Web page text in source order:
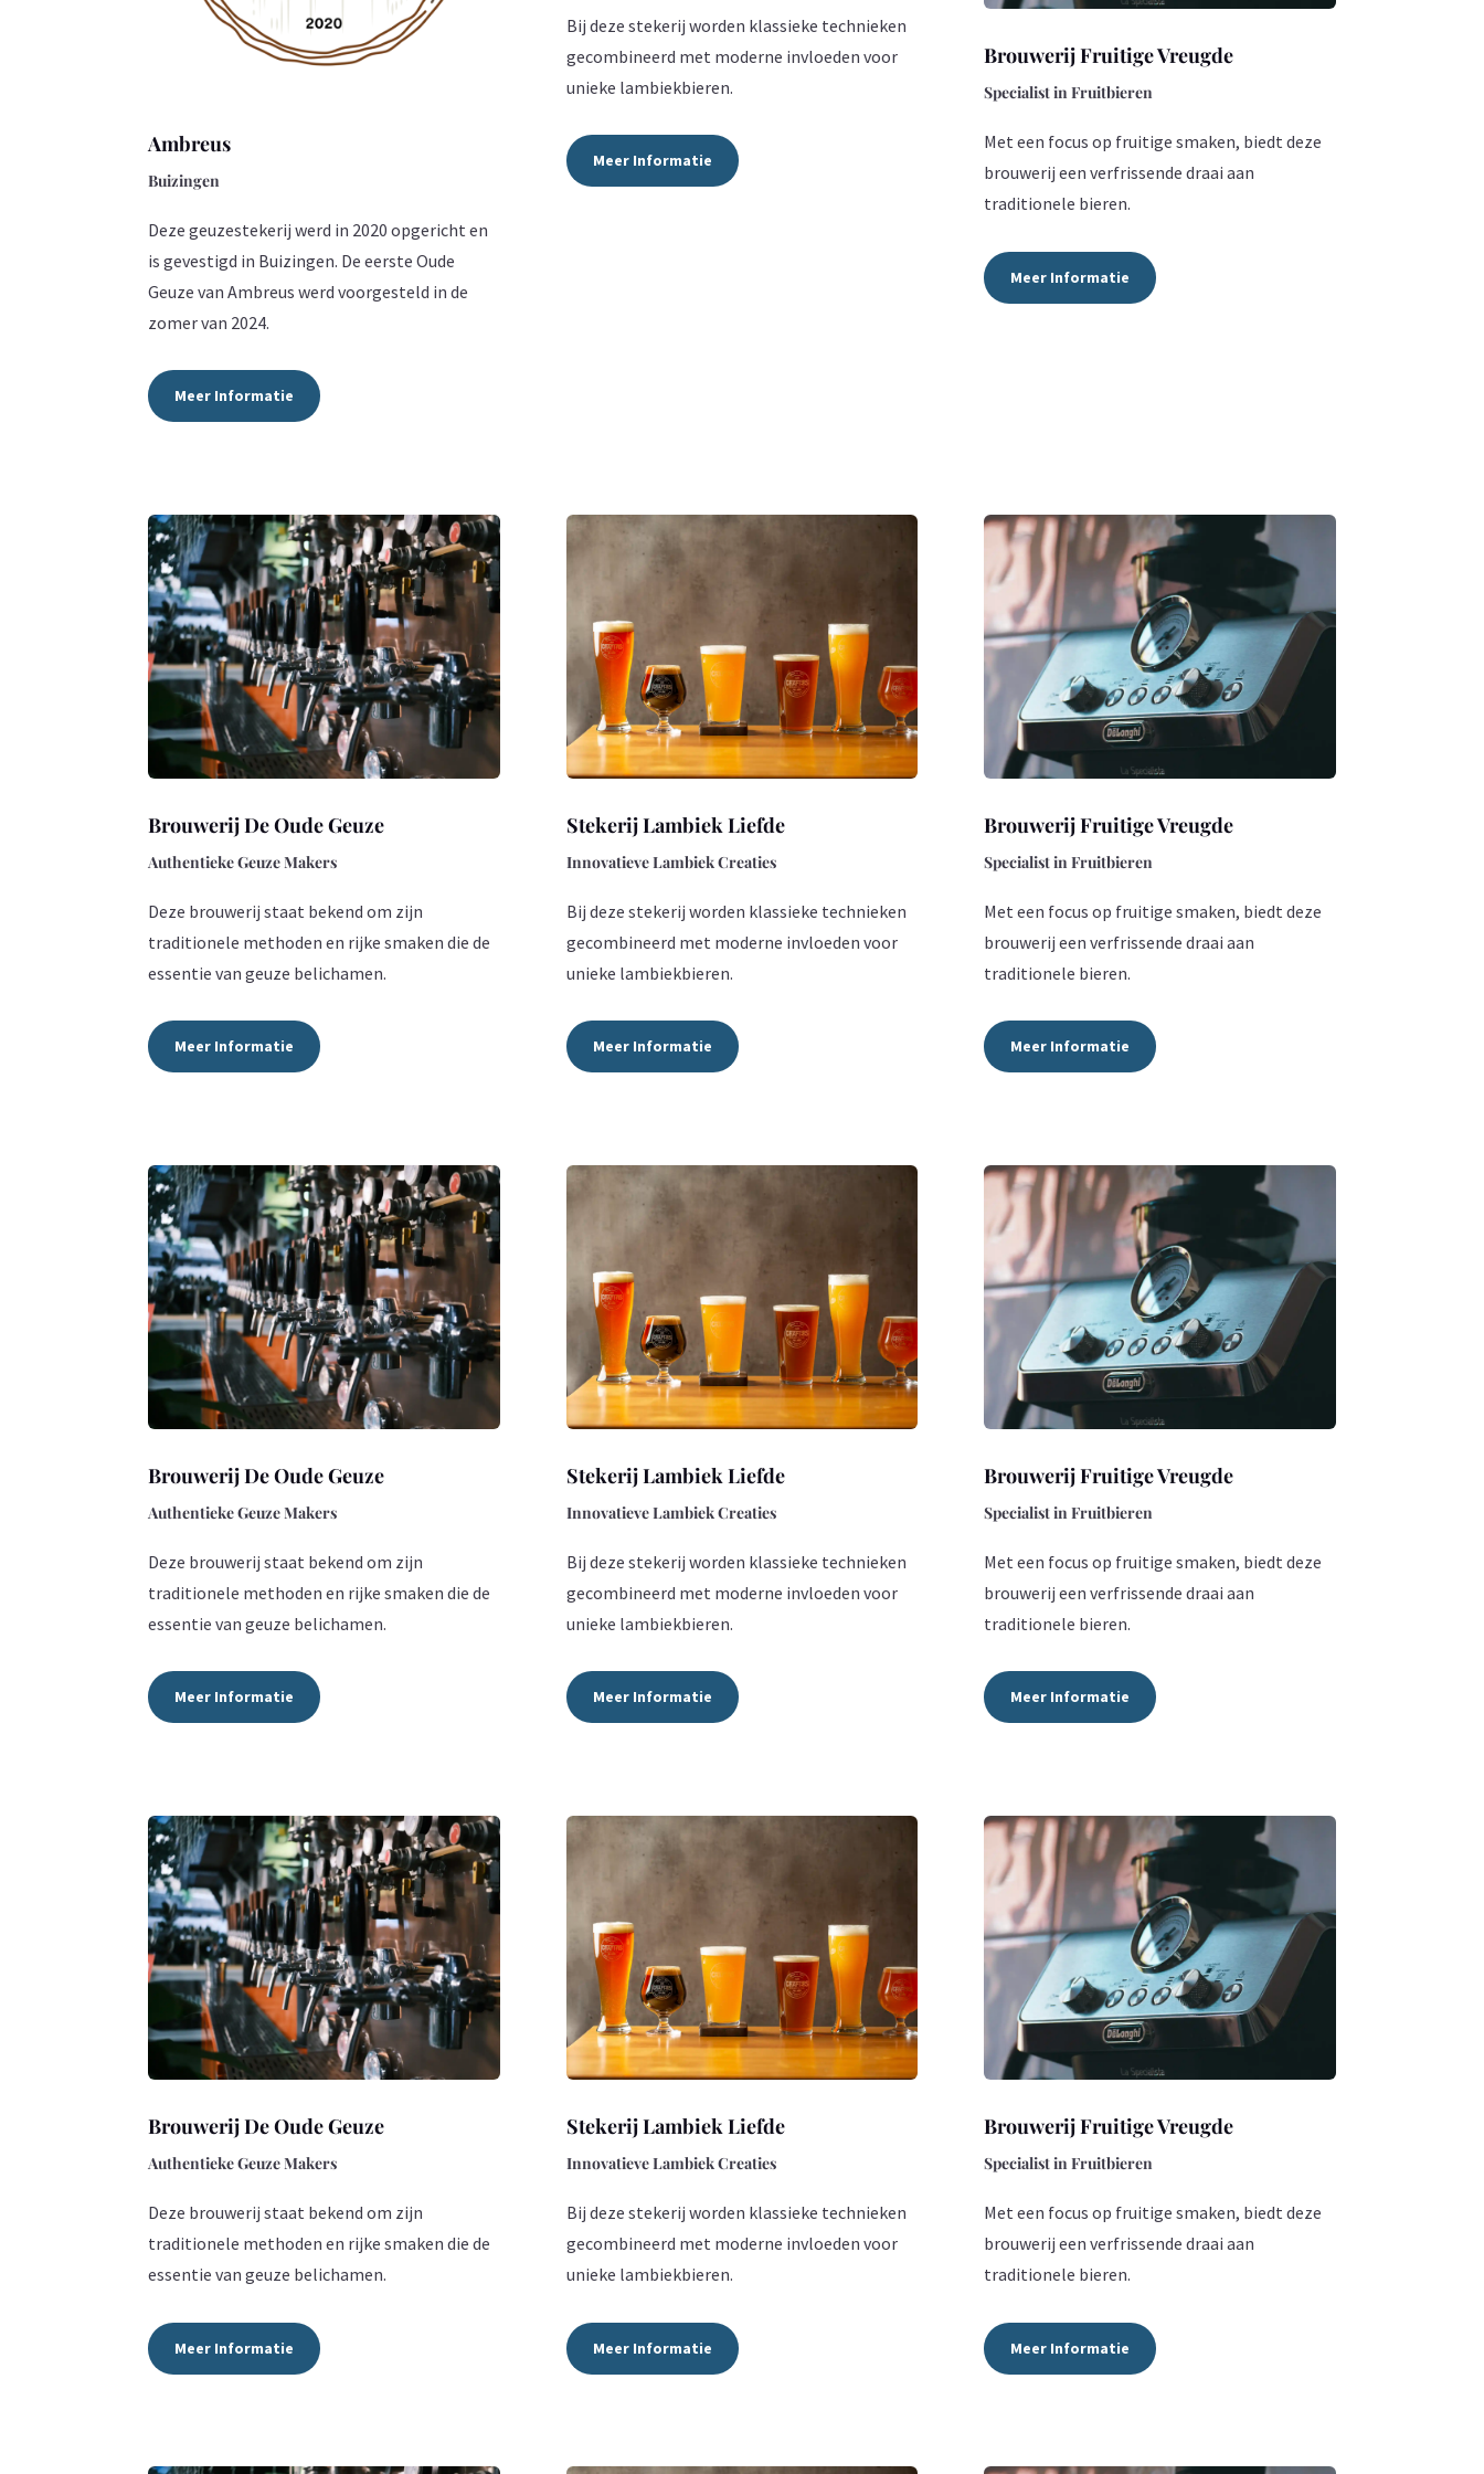
Ambreus
Buizingen
Deze geuzestekerij werd in 2020 opgericht en
is gevestigd in Buizingen. De eerste Oude
Geuze van Ambreus werd voorgesteld in de
zomer van 2024.
Meer Informatie
Bij deze stekerij worden klassieke technieken
gecombineerd met moderne invloeden voor
unieke lambiekbieren.
Meer Informatie
Brouwerij Fruitige Vreugde
Specialist in Fruitbieren
Met een focus op fruitige smaken, biedt deze
brouwerij een verfrissende draai aan
traditionele bieren.
Meer Informatie
Brouwerij De Oude Geuze
Authentieke Geuze Makers
Deze brouwerij staat bekend om zijn
traditionele methoden en rijke smaken die de
essentie van geuze belichamen.
Meer Informatie
Stekerij Lambiek Liefde
Innovatieve Lambiek Creaties
Bij deze stekerij worden klassieke technieken
gecombineerd met moderne invloeden voor
unieke lambiekbieren.
Meer Informatie
Brouwerij Fruitige Vreugde
Specialist in Fruitbieren
Met een focus op fruitige smaken, biedt deze
brouwerij een verfrissende draai aan
traditionele bieren.
Meer Informatie
Brouwerij De Oude Geuze
Authentieke Geuze Makers
Deze brouwerij staat bekend om zijn
traditionele methoden en rijke smaken die de
essentie van geuze belichamen.
Meer Informatie
Stekerij Lambiek Liefde
Innovatieve Lambiek Creaties
Bij deze stekerij worden klassieke technieken
gecombineerd met moderne invloeden voor
unieke lambiekbieren.
Meer Informatie
Brouwerij Fruitige Vreugde
Specialist in Fruitbieren
Met een focus op fruitige smaken, biedt deze
brouwerij een verfrissende draai aan
traditionele bieren.
Meer Informatie
Brouwerij De Oude Geuze
Authentieke Geuze Makers
Deze brouwerij staat bekend om zijn
traditionele methoden en rijke smaken die de
essentie van geuze belichamen.
Meer Informatie
Stekerij Lambiek Liefde
Innovatieve Lambiek Creaties
Bij deze stekerij worden klassieke technieken
gecombineerd met moderne invloeden voor
unieke lambiekbieren.
Meer Informatie
Brouwerij Fruitige Vreugde
Specialist in Fruitbieren
Met een focus op fruitige smaken, biedt deze
brouwerij een verfrissende draai aan
traditionele bieren.
Meer Informatie